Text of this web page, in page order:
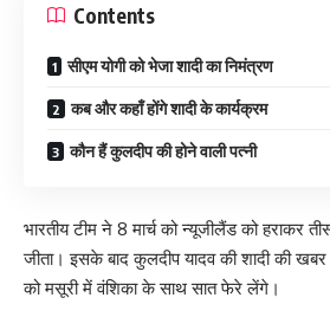
Contents
सीएम योगी को भेजा शादी का निमंत्रण
कब और कहाँ होंगे शादी के कार्यक्रम
कौन हैं कुलदीप की होने वाली पत्नी
भारतीय टीम ने 8 मार्च को न्यूजीलैंड को हराकर
जीता। इसके बाद कुलदीप यादव की शादी की
को मसूरी में वंशिका के साथ सात फेरे लेंगे।